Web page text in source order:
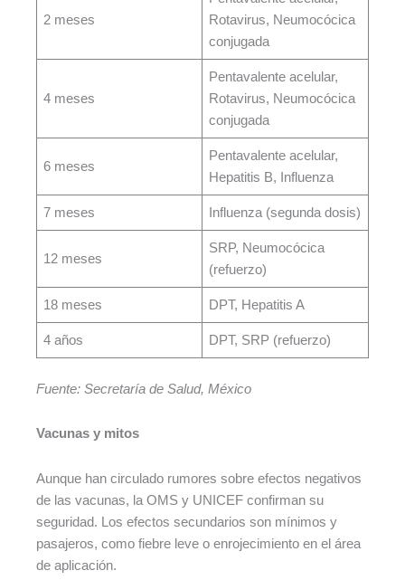
2 meses
Rotavirus, Neumocócica
conjugada
4 meses
Pentavalente acelular,
Rotavirus, Neumocócica
conjugada
6 meses
Pentavalente acelular,
Hepatitis B, Influenza
7 meses Influenza (segunda dosis)
12 meses
SRP, Neumocócica
(refuerzo)
18 meses DPT, Hepatitis A
4 años DPT, SRP (refuerzo)
Fuente: Secretaría de Salud, México
Vacunas y mitos
Aunque han circulado rumores sobre efectos negativos
de las vacunas, la OMS y UNICEF confirman su
seguridad. Los efectos secundarios son mínimos y
pasajeros, como fiebre leve o enrojecimiento en el área
de aplicación.